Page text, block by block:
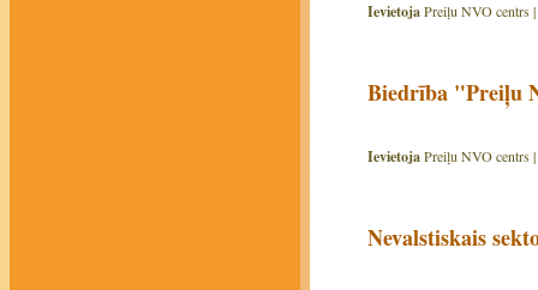
IevietojaPreiļu NVO centrs |
Biedrība "Preiļu
IevietojaPreiļu NVO centrs |
Nevalstiskais